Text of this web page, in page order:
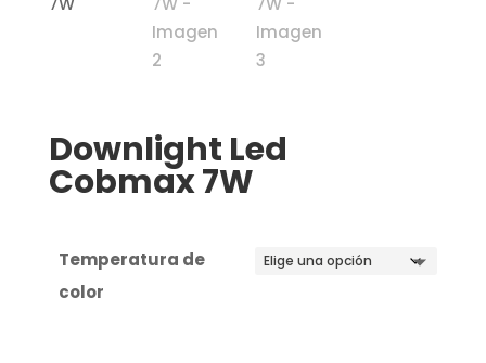
Downlight Led
Cobmax 7W
Temperatura de
color